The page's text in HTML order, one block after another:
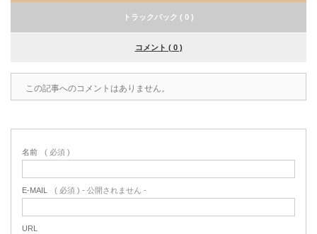
トラックバック ( 0 )
コメント ( 0 )
この記事へのコメントはありません。
名前 ( 必須 )
E-MAIL ( 必須 ) - 公開されません -
URL